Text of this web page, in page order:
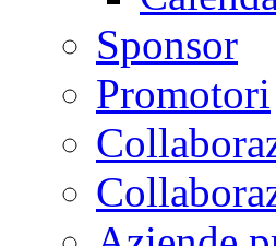
Sponsor
Promotori